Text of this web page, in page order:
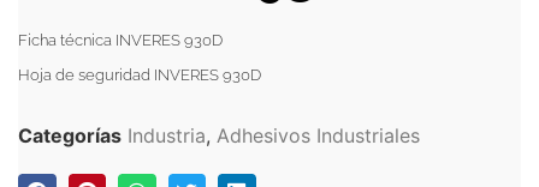
Ficha técnica INVERES 930D
Hoja de seguridad INVERES 930D
Categorías Industria, Adhesivos Industriales